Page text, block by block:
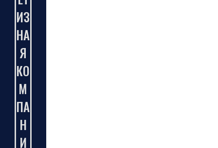
ИЗ
НА
Я
КО
М
ПА
Н
И